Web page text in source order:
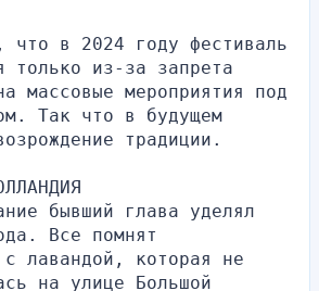
что в 2024 году фестиваль
только из-за запрета
массовые мероприятия под
Так что в будущем
традиции.
бывший глава уделял
Все помнят
с лавандой, которая не
на улице Большой